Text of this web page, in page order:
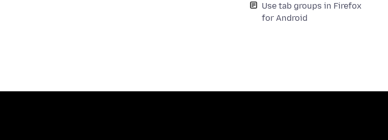
Use tab groups in Firefox
for Android